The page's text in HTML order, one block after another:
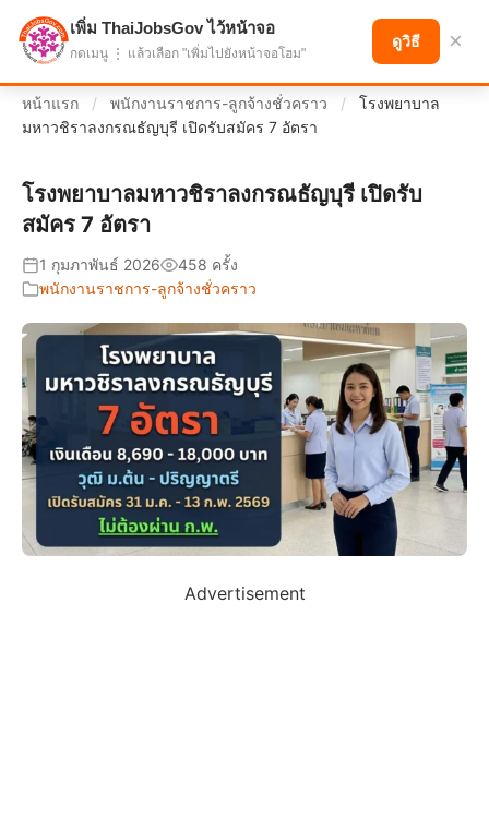
แบ่งปันโอกาส เพื่ออนาคตที่ก้าวหน้า
หน้าแรก / พนักงานราชการ-ลูกจ้างชั่วคราว /
โรงพยาบาล
มหาวชิราลงกรณธัญบุรี เปิดรับสมัคร 7 อัตรา
โรงพยาบาลมหาวชิราลงกรณธัญบุรี เปิดรับ
สมัคร 7 อัตรา
1 กุมภาพันธ์ 2026
458 ครั้ง
พนักงานราชการ-ลูกจ้างชั่วคราว
Advertisement
เพิ่ม ThaiJobsGov ไว้หน้าจอ
กดเมนู ⋮ แล้วเลือก "เพิ่มไปยังหน้าจอโฮม"
ดูวิธี ×